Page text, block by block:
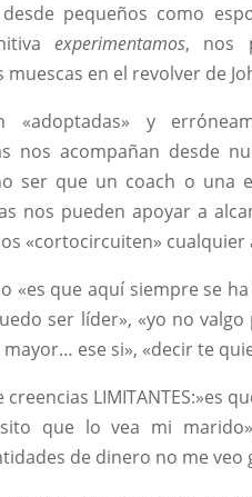
pequeños como
experimentamos, nos
en el revolver de
«adoptadas» y
nos acompañan desde
ser que un coach o una
nos pueden apoyar a
«cortocircuiten» cualquier
«es que aquí siempre se
ser líder», «yo no
ese si», «decir te
LIMITANTES:»es
que lo vea mi
de dinero no me veo